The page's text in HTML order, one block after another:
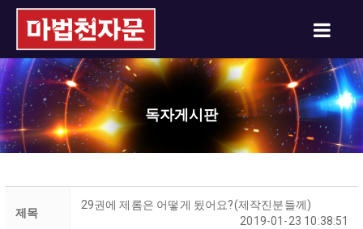
독자게시판
제목
29권에 제롬은 어떻게 됬어요?(제작진분들께)
2019-01-23 10:38:51